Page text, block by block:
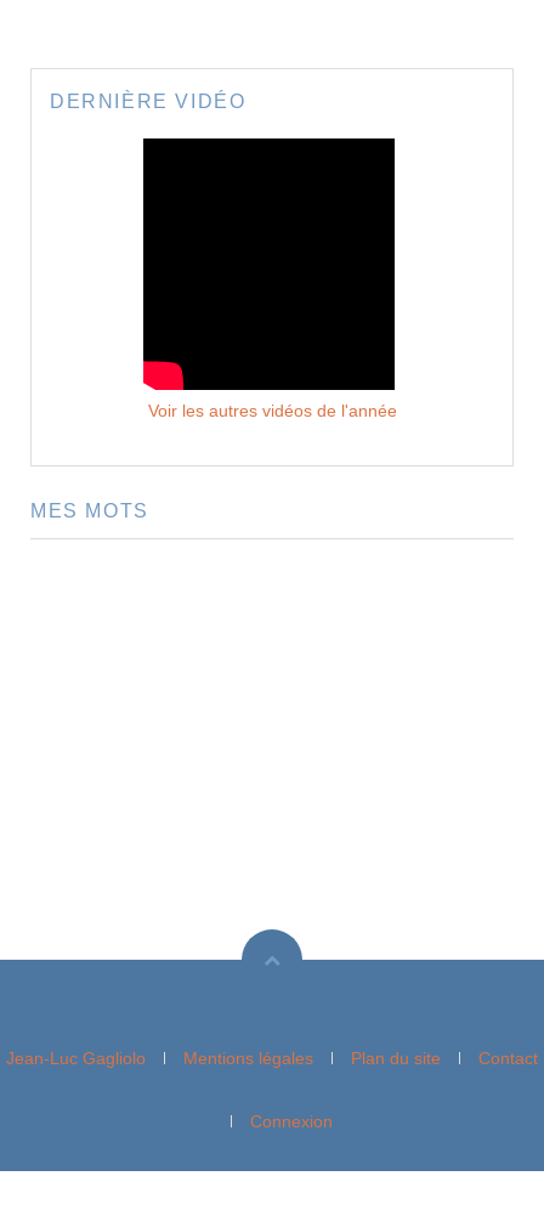
DERNIÈRE VIDÉO
Voir les autres vidéos de l'année
MES MOTS
Jean-Luc Gagliolo Mentions légales Plan du site Contact
Connexion